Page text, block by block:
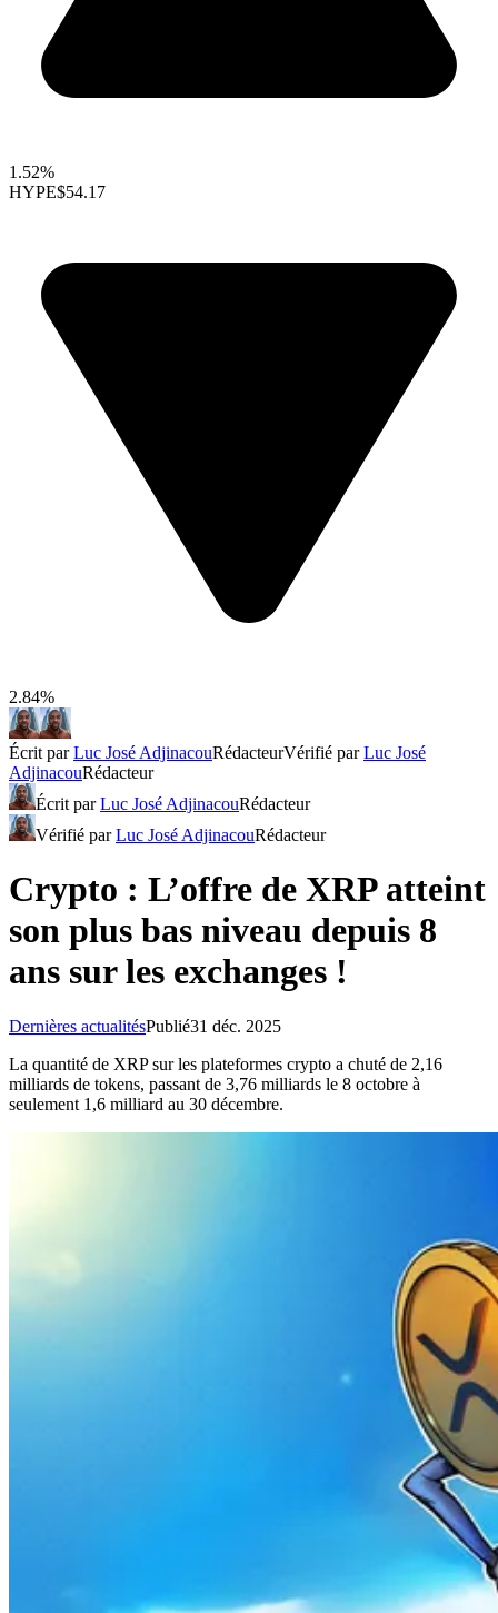
1.52%
HYPE$54.17
2.84%
Écrit parLuc José AdjinacouRédacteurVérifié parLuc José
AdjinacouRédacteur
Écrit parLuc José AdjinacouRédacteur
Vérifié parLuc José AdjinacouRédacteur
Crypto : L’offre de XRP atteint
son plus bas niveau depuis 8
ans sur les exchanges !
Dernières actualitésPublié31 déc. 2025
La quantité de XRP sur les plateformes crypto a chuté de 2,16
milliards de tokens, passant de 3,76 milliards le 8 octobre à
seulement 1,6 milliard au 30 décembre.